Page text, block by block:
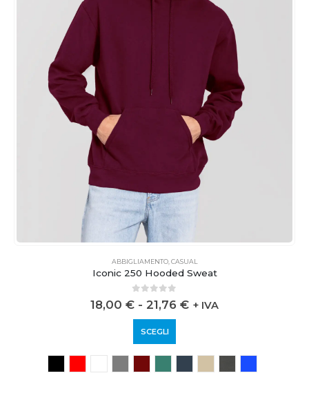
ABBIGLIAMENTO, CASUAL
Iconic 250 Hooded Sweat
0 out of 5
18,00 € - 21,76 € + IVA
SCEGLI